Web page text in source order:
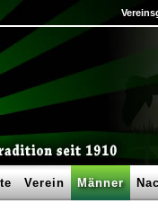
Verein Männer